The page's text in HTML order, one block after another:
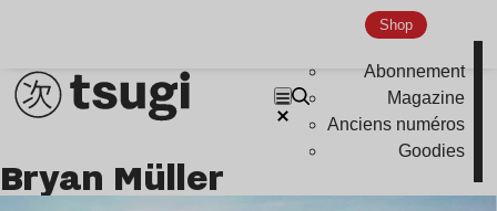
Shop
Abonnement
Magazine
Anciens numéros
Goodies
Bryan Müller